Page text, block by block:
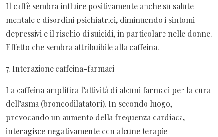
Il caffè sembra influire positivamente anche su salute
mentale e disordini psichiatrici, diminuendo i sintomi
depressivi e il rischio di suicidi, in particolare nelle donne.
Effetto che sembra attribuibile alla caffeina.
7. Interazione caffeina-farmaci
La caffeina amplifica l’attività di alcuni farmaci per la cura
dell’asma (broncodilatatori). In secondo luogo,
provocando un aumento della frequenza cardiaca,
interagisce negativamente con alcune terapie